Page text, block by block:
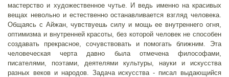
мастерство и художественное чутье. И ведь именно на красивых
вещах невольно и естественно останавливается взгляд человека.
Общаясь с Айжан, чувствуешь силу и мощь ее внутреннего огня,
оптимизма и внутренней красоты, без которой человек не способен
создавать прекрасное, сочувствовать и помогать ближним. Эта
человеческая черта давно была отмечена философами,
писателями, поэтами, деятелями культуры, науки и искусства
разных веков и народов. Задача искусства - писал выдающийся